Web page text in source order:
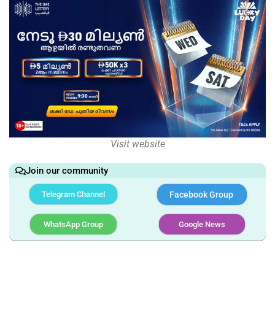
Visit website
Join our community
Telegram Channel Facebook Group
WhatsApp Group Google News